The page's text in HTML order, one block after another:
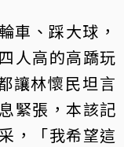
車、踩大球，
人高的高蹻玩
讓林懷民坦言
緊張，本該記
，「我希望這